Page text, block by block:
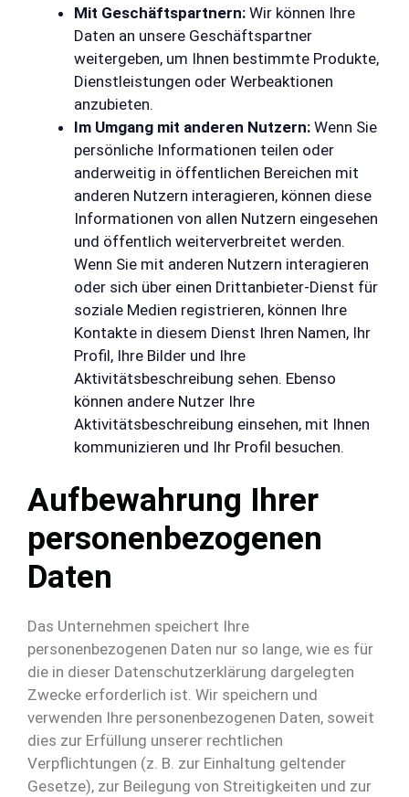
Mit Geschäftspartnern: Wir können Ihre
Daten an unsere Geschäftspartner
weitergeben, um Ihnen bestimmte Produkte,
Dienstleistungen oder Werbeaktionen
anzubieten.
Im Umgang mit anderen Nutzern: Wenn Sie
persönliche Informationen teilen oder
anderweitig in öffentlichen Bereichen mit
anderen Nutzern interagieren, können diese
Informationen von allen Nutzern eingesehen
und öffentlich weiterverbreitet werden.
Wenn Sie mit anderen Nutzern interagieren
oder sich über einen Drittanbieter-Dienst für
soziale Medien registrieren, können Ihre
Kontakte in diesem Dienst Ihren Namen, Ihr
Profil, Ihre Bilder und Ihre
Aktivitätsbeschreibung sehen. Ebenso
können andere Nutzer Ihre
Aktivitätsbeschreibung einsehen, mit Ihnen
kommunizieren und Ihr Profil besuchen.
Aufbewahrung Ihrer
personenbezogenen
Daten
Das Unternehmen speichert Ihre
personenbezogenen Daten nur so lange, wie es für
die in dieser Datenschutzerklärung dargelegten
Zwecke erforderlich ist. Wir speichern und
verwenden Ihre personenbezogenen Daten, soweit
dies zur Erfüllung unserer rechtlichen
Verpflichtungen (z. B. zur Einhaltung geltender
Gesetze), zur Beilegung von Streitigkeiten und zur